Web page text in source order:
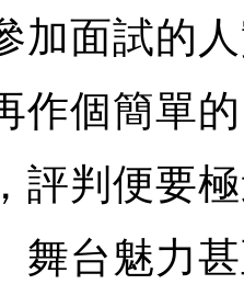
加面試的
作個簡單
評判便要
舞台魅力